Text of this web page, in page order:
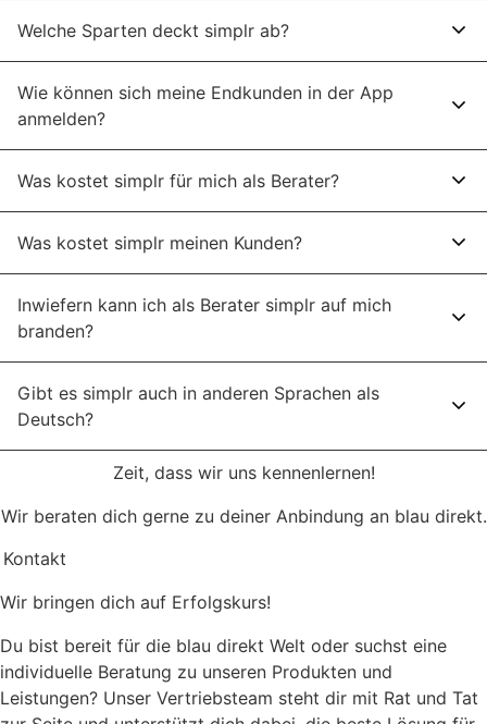
Welche Sparten deckt simplr ab?
Wie können sich meine Endkunden in der App
anmelden?
Was kostet simplr für mich als Berater?
Was kostet simplr meinen Kunden?
Inwiefern kann ich als Berater simplr auf mich
branden?
Gibt es simplr auch in anderen Sprachen als
Deutsch?
Zeit, dass wir uns kennenlernen!
Wir beraten dich gerne zu deiner Anbindung an blau direkt.
Kontakt
Wir bringen dich auf Erfolgskurs!
Du bist bereit für die blau direkt Welt oder suchst eine
individuelle Beratung zu unseren Produkten und
Leistungen? Unser Vertriebsteam steht dir mit Rat und Tat